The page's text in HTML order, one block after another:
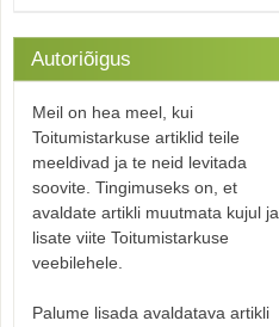
Autoriõigus
Meil on hea meel, kui
Toitumistarkuse artiklid teile
meeldivad ja te neid levitada
soovite. Tingimuseks on, et
avaldate artikli muutmata kujul ja
lisate viite Toitumistarkuse
veebilehele.
Palume lisada avaldatava artikli